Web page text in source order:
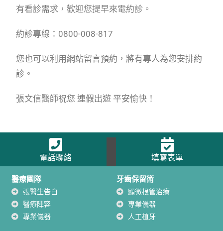
有看診需求，歡迎您提早來電約診。
約診專線：0800-008-817
您也可以利用網站留言預約，將有專人為您安排約
診。
張文信醫師祝您 連假出遊 平安愉快！
電話聯絡 填寫表單
醫療團隊
張醫生告白
醫療陣容
專業儀器
牙齒保留術
顯微根管治療
專業儀器
人工植牙